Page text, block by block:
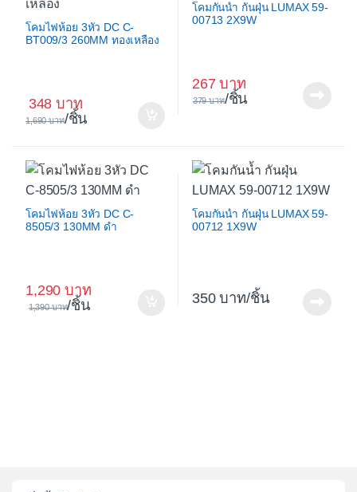
โคมไฟห้อย 3หัว DC C-
BT009/3 260MM ทองเหลือง
348
1,690 /ชิ้น
โคมกันน้ำ กันฝุ่น LUMAX 59-
00713 2X9W
267
379 /ชิ้น
โคมไฟห้อย 3หัว DC C-
8505/3 130MM ดำ
1,290
1,390 /ชิ้น
โคมกันน้ำ กันฝุ่น LUMAX 59-
00712 1X9W
350 /ชิ้น